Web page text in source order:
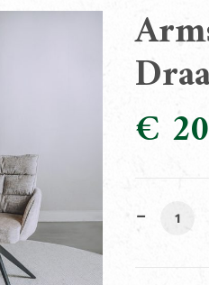
€